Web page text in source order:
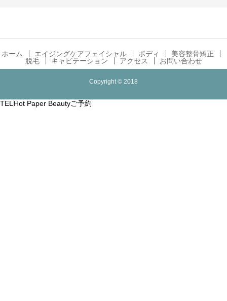
ホーム エイジングケアフェイシャル ボディ
美容整骨矯正
脱毛
キャビテーション アクセス お問い合わせ
Copyright © 2018
TEL Hot Paper Beautyご予約